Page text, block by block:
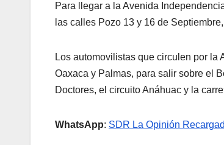
Para llegar a la Avenida
las calles Pozo 13 y 16 de
Los automovilistas que circulen por la
Oaxaca y Palmas, para salir sobre el
Doctores, el circuito Anáhuac y la
WhatsApp: SDR La Opinión